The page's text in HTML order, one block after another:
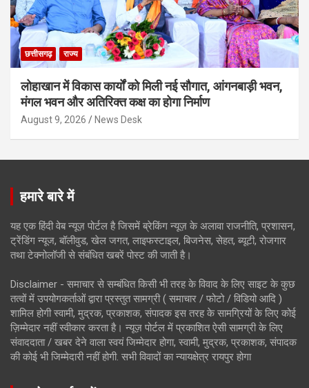
छत्तीसगढ़ राज्य
लोहाखान में विकास कार्यों को मिली नई सौगात, आंगनबाड़ी भवन,
मंगल भवन और अतिरिक्त कक्ष का होगा निर्माण
August 9, 2026 News Desk
हमारे बारे में
यह एक हिंदी वेब न्यूज़ पोर्टल है जिसमें ब्रेकिंग न्यूज़ के अलावा राजनीति, प्रशासन,
ट्रेंडिंग न्यूज, बॉलीवुड, खेल जगत, लाइफस्टाइल, बिजनेस, सेहत, ब्यूटी, रोजगार
तथा टेक्नोलॉजी से संबंधित खबरें पोस्ट की जाती है।
Disclaimer - समाचार से सम्बंधित किसी भी तरह के विवाद के लिए साइट के कुछ
तत्वों में उपयोगकर्ताओं द्वारा प्रस्तुत सामग्री ( समाचार / फोटो / विडियो आदि )
शामिल होगी स्वामी, मुद्रक, प्रकाशक, संपादक इस तरह के सामग्रियों के लिए कोई
ज़िम्मेदार नहीं स्वीकार करता है। न्यूज़ पोर्टल में प्रकाशित ऐसी सामग्री के लिए
संवाददाता / खबर देने वाला स्वयं जिम्मेदार होगा, स्वामी, मुद्रक, प्रकाशक, संपादक
की कोई भी जिम्मेदारी नहीं होगी. सभी विवादों का न्यायक्षेत्र रायपुर होगा